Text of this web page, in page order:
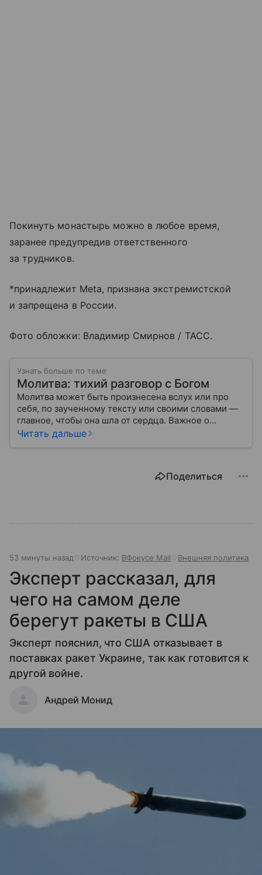
Покинуть монастырь можно в любое время,
заранее предупредив ответственного
за трудников.
*принадлежит Meta, признана экстремистской
и запрещена в России.
Фото обложки: Владимир Смирнов / ТАСС.
Узнать больше по теме
Молитва: тихий разговор с Богом
Молитва может быть произнесена вслух или про
себя, по заученному тексту или своими словами —
главное, чтобы она шла от сердца. Важное о
значении молитв — в нашем материале.
Читать дальше
Поделиться
53 минуты назад Источник: ВФокусе Mail Внешняя политика
Эксперт рассказал, для
чего на самом деле
берегут ракеты в США
Эксперт пояснил, что США отказывает в
поставках ракет Украине, так как готовится к
другой войне.
Андрей Монид